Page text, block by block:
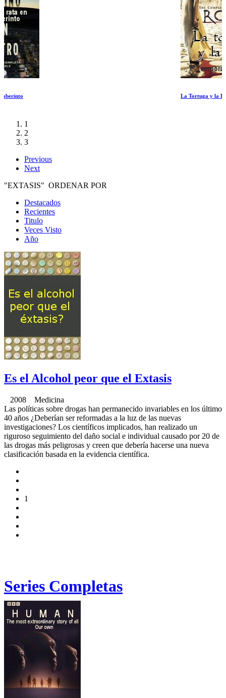
1
2
3
Previous
Next
"EXTASIS" ORDENAR POR
Destacados
Recientes
Titulo
Veces Visto
Año
Es el Alcohol peor que el Extasis
2008 Medicina
Las políticas sobre drogas han permanecido invariables en los último
40 años ¿Deberían ser reformadas a la luz de las nuevas
investigaciones? Los científicos implicados, han realizado un
riguroso seguimiento del daño social e individual causado por 20 de
las drogas más peligrosas y creen que debería hacerse una nueva
clasificación basada en la evidencia científica.
1
Series Completas